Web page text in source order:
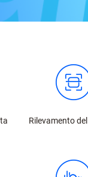
Rilevamento